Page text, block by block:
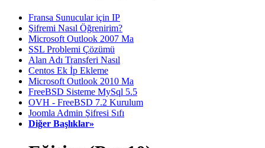
Fransa Sunucular için IP
Şifremi Nasıl Öğrenirim?
Microsoft Outlook 2007 Ma
SSL Problemi Çözümü
Alan Adı Transferi Nasıl
Centos Ek İp Ekleme
Microsoft Outlook 2010 Ma
FreeBSD Sisteme MySql 5.5
OVH - FreeBSD 7.2 Kurulum
Joomla Admin Şifresi Sıfı
Diğer Başlıklar»